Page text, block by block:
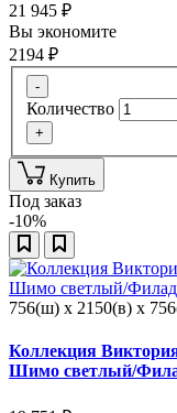
21 945 ₽
Вы экономите
2194 ₽
-
Количество
+
Купить
Под заказ
-10%
756(ш) x 2150(в) x
Коллекция
Шимо светлый/